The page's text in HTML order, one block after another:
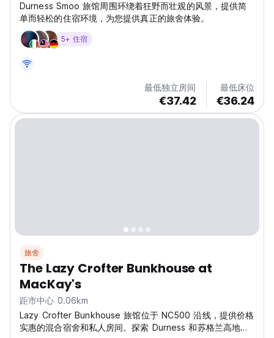
Durness Smoo 旅馆周围环绕着狂野而壮观的风景，提供简
单而轻松的住宿环境，为您提供真正的旅舍体验。
5+ 住宿
最低独立房间
€37.42
最低床位
€36.24
旅舍
The Lazy Crofter Bunkhouse at
MacKay's
距市中心 0.06km
Lazy Crofter Bunkhouse 旅馆位于 NC500 沿线，提供价格
实惠的混合宿舍和私人房间。探索 Durness 和苏格兰高地的